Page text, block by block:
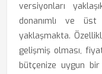
versiyonları
donanımlı ve
yaklaşmakta.
gelişmiş olması,
bütçenize uygun